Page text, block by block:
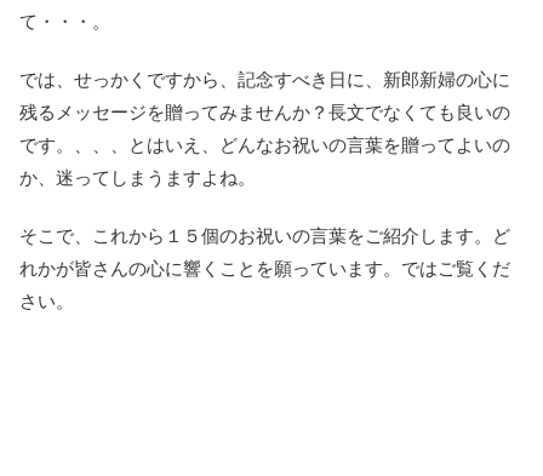
て・・・。
では、せっかくですから、記念すべき日に、新郎新婦の心に
残るメッセージを贈ってみませんか？長文でなくても良いの
です。、、、とはいえ、どんなお祝いの言葉を贈ってよいの
か、迷ってしまうますよね。
そこで、これから１５個のお祝いの言葉をご紹介します。ど
れかが皆さんの心に響くことを願っています。ではご覧くだ
さい。